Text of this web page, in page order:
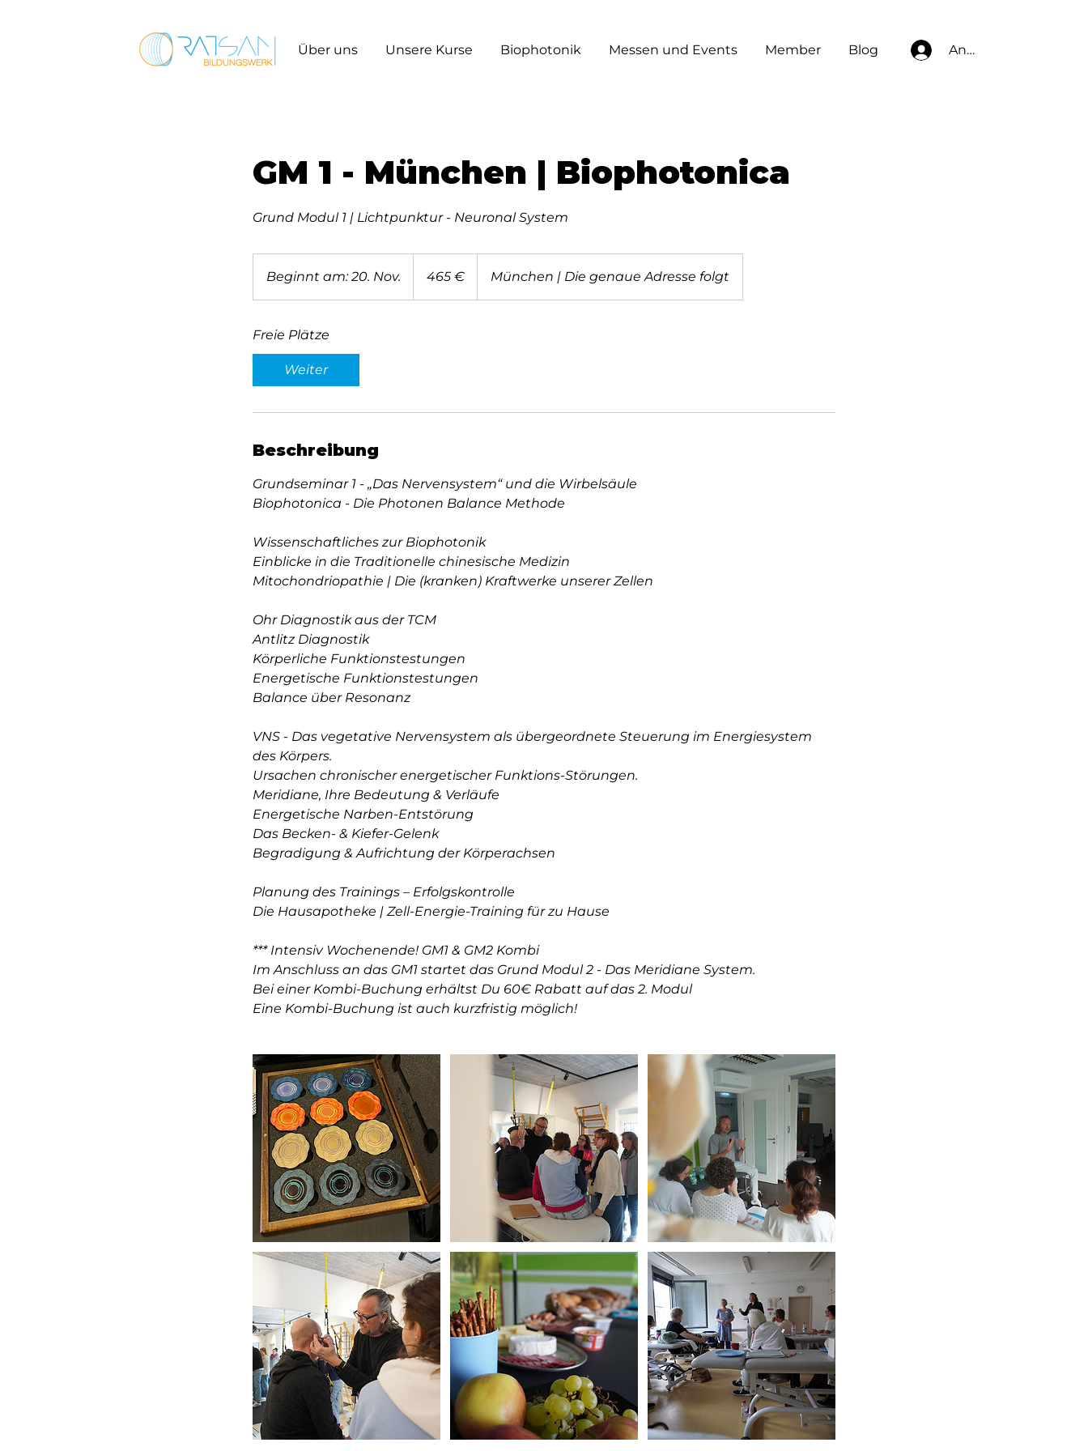
Über uns Unsere Kurse Biophotonik Messen und Events Member Blog Anmelden
GM 1 - München | Biophotonica
Grund Modul 1 | Lichtpunktur - Neuronal System
Beginnt am: 20. Nov.
e
a
0
.
o
v
.
465 € München | Die genaue Adresse folgt
Freie Plätze
Weiter
Beschreibung
Grundseminar 1 - „Das Nervensystem“ und die Wirbelsäule
Biophotonica - Die Photonen Balance Methode
Wissenschaftliches zur Biophotonik
Einblicke in die Traditionelle chinesische Medizin
Mitochondriopathie | Die (kranken) Kraftwerke unserer Zellen
Ohr Diagnostik aus der TCM
Antlitz Diagnostik
Körperliche Funktionstestungen
Energetische Funktionstestungen
Balance über Resonanz
VNS - Das vegetative Nervensystem als übergeordnete Steuerung im Energiesystem
des Körpers.
Ursachen chronischer energetischer Funktions-Störungen.
Meridiane, Ihre Bedeutung & Verläufe
Energetische Narben-Entstörung
Das Becken- & Kiefer-Gelenk
Begradigung & Aufrichtung der Körperachsen
Planung des Trainings – Erfolgskontrolle
Die Hausapotheke | Zell-Energie-Training für zu Hause
*** Intensiv Wochenende! GM1 & GM2 Kombi
Im Anschluss an das GM1 startet das Grund Modul 2 - Das Meridiane System.
Bei einer Kombi-Buchung erhältst Du 60€ Rabatt auf das 2. Modul
Eine Kombi-Buchung ist auch kurzfristig möglich!